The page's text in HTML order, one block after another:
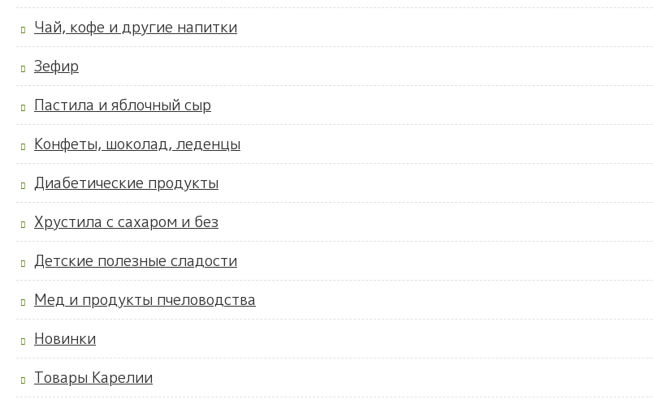
Чай, кофе и другие напитки
Зефир
Пастила и яблочный сыр
Конфеты, шоколад, леденцы
Диабетические продукты
Хрустила с сахаром и без
Детские полезные сладости
Мед и продукты пчеловодства
Новинки
Товары Карелии